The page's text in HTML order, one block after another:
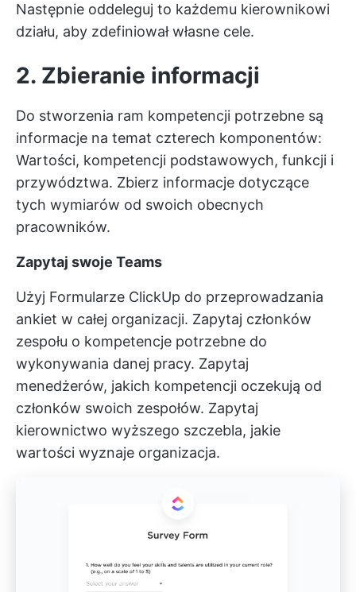
Następnie oddeleguj to każdemu kierownikowi
działu, aby zdefiniował własne cele.
2. Zbieranie informacji
Do stworzenia ram kompetencji potrzebne są
informacje na temat czterech komponentów:
Wartości, kompetencji podstawowych, funkcji i
przywództwa. Zbierz informacje dotyczące
tych wymiarów od swoich obecnych
pracowników.
Zapytaj swoje Teams
Użyj Formularze ClickUp do przeprowadzania
ankiet w całej organizacji. Zapytaj członków
zespołu o kompetencje potrzebne do
wykonywania danej pracy. Zapytaj
menedżerów, jakich kompetencji oczekują od
członków swoich zespołów. Zapytaj
kierownictwo wyższego szczebla, jakie
wartości wyznaje organizacja.